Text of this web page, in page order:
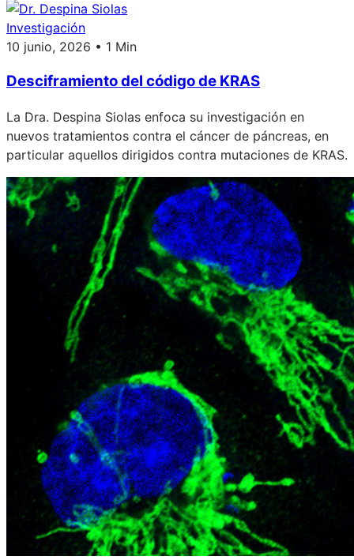
Investigación
10 junio, 2026 • 1 Min
Desciframiento del código de KRAS
La Dra. Despina Siolas enfoca su investigación en
nuevos tratamientos contra el cáncer de páncreas, en
particular aquellos dirigidos contra mutaciones de KRAS.